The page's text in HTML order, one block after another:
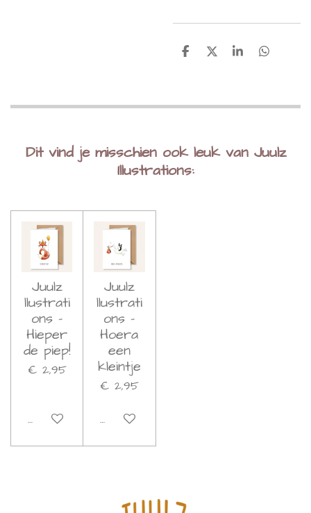
D
n
D
S
e
D
n
Dit vind je misschien ook leuk van Juulz
Illustrations:
Juulz
llustrati
ons -
Hieper
de piep!
€ 2,95
Bekijk details
Juulz
llustrati
ons -
Hoera
een
kleintje
€ 2,95
Bekijk details